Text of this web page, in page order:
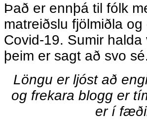
Það er ennþá til fólk
matreiðslu fjölmiðla
Covid-19. Sumir
þeim er sagt að svo
Löngu er ljóst að
og frekara blogg er
er í